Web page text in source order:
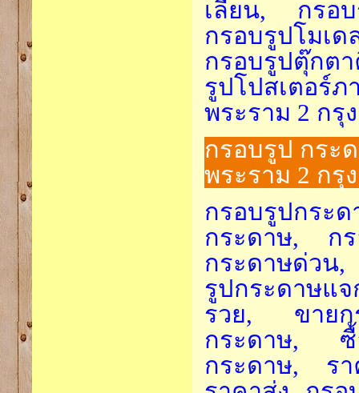
เลียน, กรอบ
กรอบรูปโมเ
กรอบรูปตุ๊กต
รูปโปสเตอร์
พระราม 2 กรุ
กรอบรูป กระ
พระราม 2 กรุ
กรอบรูปกระ
กระดาษ, ก
กระดาษด่วน
รูปกระดาษแ
รวย, ขายก
กระดาษ, ซื้
กระดาษ, รา